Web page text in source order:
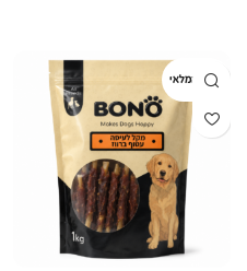
אזל מהמלאי